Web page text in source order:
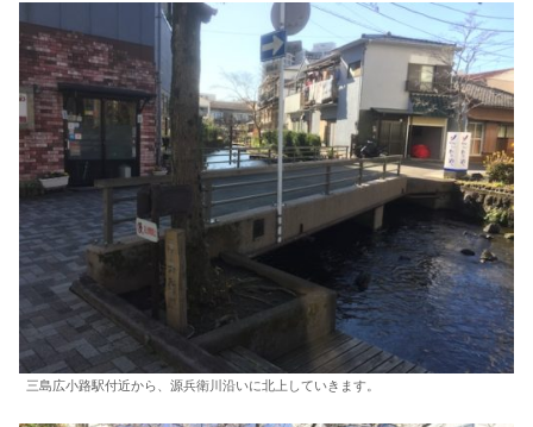
三島広小路駅付近から、源兵衛川沿いに北上していきます。